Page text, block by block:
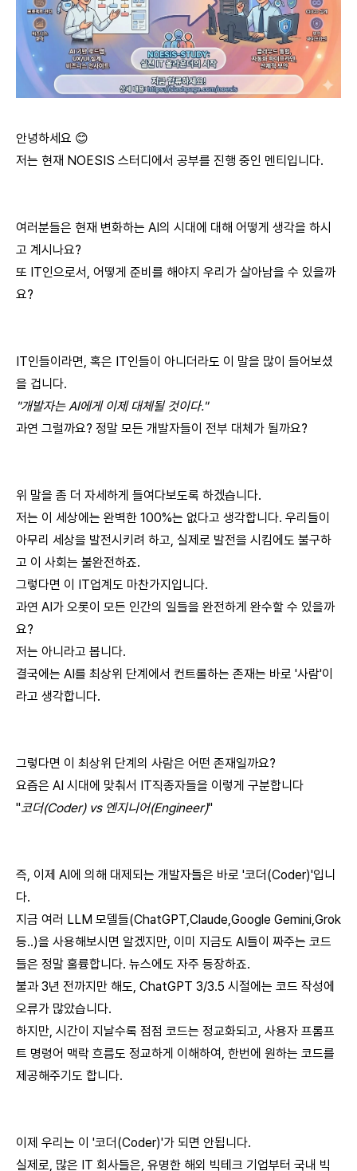
안녕하세요 😊
저는 현재 NOESIS 스터디에서 공부를 진행 중인 멘티입니다.
여러분들은 현재 변화하는 AI의 시대에 대해 어떻게 생각을 하시
고 계시나요?
또 IT인으로서, 어떻게 준비를 해야지 우리가 살아남을 수 있을까
요?
IT인들이라면, 혹은 IT인들이 아니더라도 이 말을 많이 들어보셨
을 겁니다.
"개발자는 AI에게 이제 대체될 것이다."
과연 그럴까요? 정말 모든 개발자들이 전부 대체가 될까요?
위 말을 좀 더 자세하게 들여다보도록 하겠습니다.
저는 이 세상에는 완벽한 100%는 없다고 생각합니다. 우리들이
아무리 세상을 발전시키려 하고, 실제로 발전을 시킴에도 불구하
고 이 사회는 불완전하죠.
그렇다면 이 IT업계도 마찬가지입니다.
과연 AI가 오롯이 모든 인간의 일들을 완전하게 완수할 수 있을까
요?
저는 아니라고 봅니다.
결국에는 AI를 최상위 단계에서 컨트롤하는 존재는 바로 '사람'이
라고 생각합니다.
그렇다면 이 최상위 단계의 사람은 어떤 존재일까요?
요즘은 AI 시대에 맞춰서 IT직종자들을 이렇게 구분합니다
"코더(Coder) vs 엔지니어(Engineer)"
즉, 이제 AI에 의해 대제되는 개발자들은 바로 '코더(Coder)'입니
다.
지금 여러 LLM 모델들(ChatGPT,Claude,Google Gemini,Grok
등..)을 사용해보시면 알겠지만, 이미 지금도 AI들이 짜주는 코드
들은 정말 훌륭합니다. 뉴스에도 자주 등장하죠.
불과 3년 전까지만 해도, ChatGPT 3/3.5 시절에는 코드 작성에
오류가 많았습니다.
하지만, 시간이 지날수록 점점 코드는 정교화되고, 사용자 프롬프
트 명령어 맥락 흐름도 정교하게 이해하여, 한번에 원하는 코드를
제공해주기도 합니다.
이제 우리는 이 '코더(Coder)'가 되면 안됩니다.
실제로, 많은 IT 회사들은, 유명한 해외 빅테크 기업부터 국내 빅